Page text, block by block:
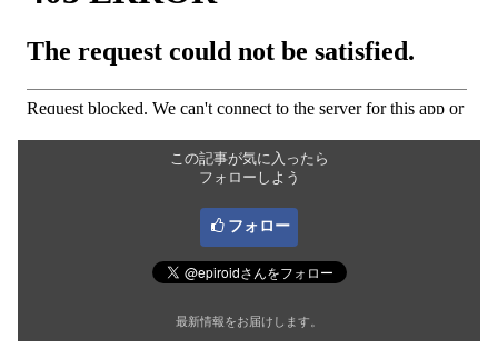
この記事が気に入ったら
フォローしよう
フォロー
最新情報をお届けします。